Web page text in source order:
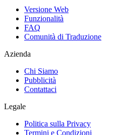
Versione Web
Funzionalità
FAQ
Comunità di Traduzione
Azienda
Chi Siamo
Pubblicità
Contattaci
Legale
Politica sulla Privacy
Termini e Condizioni